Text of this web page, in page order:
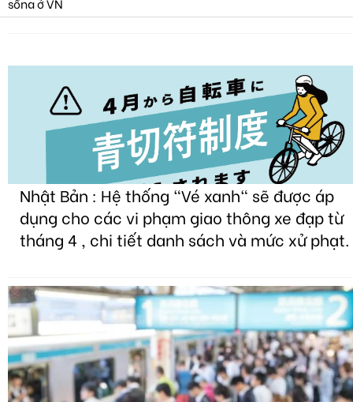
Nhật Bản : Hệ thống "Vé xanh" sẽ được áp
dụng cho các vi phạm giao thông xe đạp từ
tháng 4 , chi tiết danh sách và mức xử phạt.